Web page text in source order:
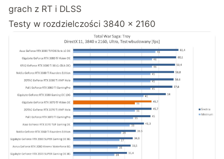
grach z RT i DLSS
Testy w rozdzielczości 3840 x 2160